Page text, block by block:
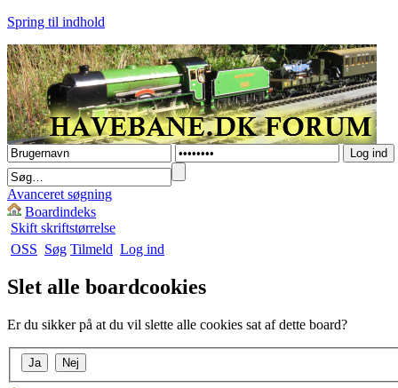
Spring til indhold
Avanceret søgning
Boardindeks
Skift skriftstørrelse
OSS Søg Tilmeld Log ind
Slet alle boardcookies
Er du sikker på at du vil slette alle cookies sat af dette board?